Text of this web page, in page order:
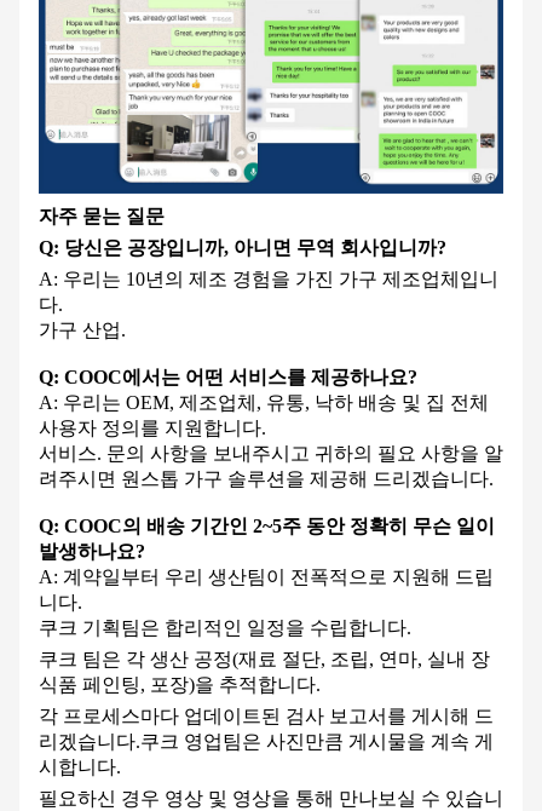
자주 묻는 질문
Q: 당신은 공장입니까, 아니면 무역 회사입니까?
A: 우리는 10년의 제조 경험을 가진 가구 제조업체입니
다.
가구 산업.
Q: COOC에서는 어떤 서비스를 제공하나요?
A: 우리는 OEM, 제조업체, 유통, 낙하 배송 및 집 전체
사용자 정의를 지원합니다.
서비스. 문의 사항을 보내주시고 귀하의 필요 사항을 알
려주시면 원스톱 가구 솔루션을 제공해 드리겠습니다.
Q: COOC의 배송 기간인 2~5주 동안 정확히 무슨 일이
발생하나요?
A: 계약일부터 우리 생산팀이 전폭적으로 지원해 드립
니다.
쿠크 기획팀은 합리적인 일정을 수립합니다.
쿠크 팀은 각 생산 공정(재료 절단, 조립, 연마, 실내 장
식품 페인팅, 포장)을 추적합니다.
각 프로세스마다 업데이트된 검사 보고서를 게시해 드
리겠습니다.쿠크 영업팀은 사진만큼 게시물을 계속 게
시합니다.
필요하신 경우 영상 및 영상을 통해 만나보실 수 있습니